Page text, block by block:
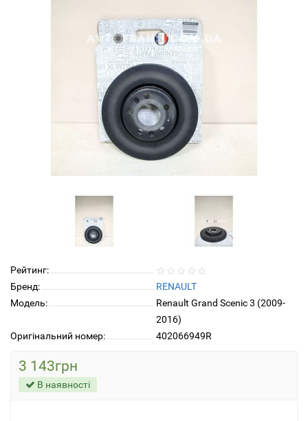
Рейтинг:
Бренд:
RENAULT
Модель:
Renault Grand Scenic 3 (2009-
2016)
Оригінальний номер:
402066949R
3 143грн
В наявності